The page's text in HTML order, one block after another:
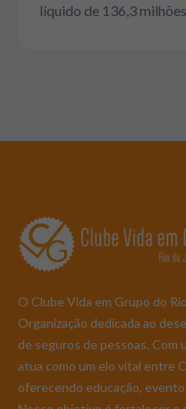
líquido de 136,3
O Clube Vida em Grupo do
Organização dedicada ao
de seguros de pessoas. Com
atua como um elo vital entre
oferecendo educação,